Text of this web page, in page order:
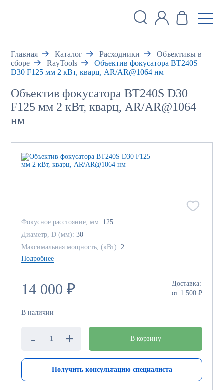
Главная Каталог Расходники
Объективы в
сборе
RayTools
Объектив фокусатора BT240S
D30 F125 мм 2 кВт, кварц, AR/AR@1064 нм
Объектив фокусатора BT240S D30
F125 мм 2 кВт, кварц, AR/AR@1064
нм
Фокусное расстояние, мм: 125
Диаметр, D (мм):30
Максимальная мощность, (кВт):2
Подробнее
14 000 ₽
Доставка:
от 1 500 ₽
В наличии
- + В корзину
Получить консультацию специалиста